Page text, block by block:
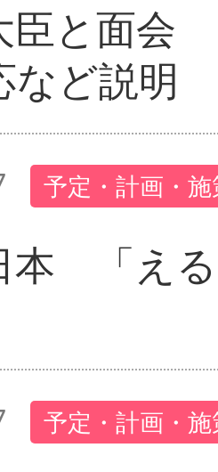
臣と面会
など説明
予定・計画・
本 「え
予定・計画・